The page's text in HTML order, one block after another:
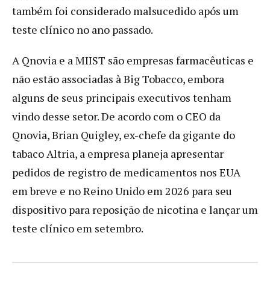
também foi considerado malsucedido após um
teste clínico no ano passado.
A Qnovia e a MIIST são empresas farmacêuticas e
não estão associadas à Big Tobacco, embora
alguns de seus principais executivos tenham
vindo desse setor. De acordo com o CEO da
Qnovia, Brian Quigley, ex-chefe da gigante do
tabaco Altria, a empresa planeja apresentar
pedidos de registro de medicamentos nos EUA
em breve e no Reino Unido em 2026 para seu
dispositivo para reposição de nicotina e lançar um
teste clínico em setembro.